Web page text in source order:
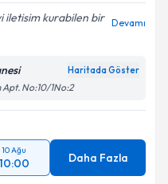
iletisim kurabilen bir Devamı
Haritada Göster
No:10/1No:2
10 Ağu
10:00 Daha Fazla